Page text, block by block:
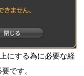
にする為に必要な経
です。